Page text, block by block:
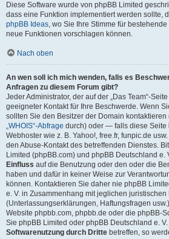
Diese Software wurde von phpBB Limited
dass eine Funktion implementiert werden sollte,
phpBB Ideas, wo Sie Ihre Stimme für
neue Funktionen vorschlagen können.
Nach oben
An wen soll ich mich wenden, falls es
Anfragen zu diesem Forum gibt?
Jeder Administrator, der auf der „Das Team“-
geeigneter Kontakt für Ihre Beschwerde. Wenn
sollten Sie den Besitzer der Domain
„WHOIS“-Abfrage durch) oder — falls diese Seite
Webhoster wie z. B. Yahoo!, free.fr, funpic.de
den Abuse-Kontakt des betreffenden Dienstes.
Limited (phpBB.com) und phpBB Deutschland e.
Einfluss auf die Benutzung oder den oder die
haben und dafür in keiner Weise zur
können. Kontaktieren Sie daher nie phpBB
e. V. in Zusammenhang mit jeglichen juristischen
(Unterlassungserklärungen, Haftungsfragen
Website phpbb.com, phpbb.de oder die phpBB-
Sie phpBB Limited oder phpBB Deutschland e.
Softwarenutzung durch Dritte betreffen, so